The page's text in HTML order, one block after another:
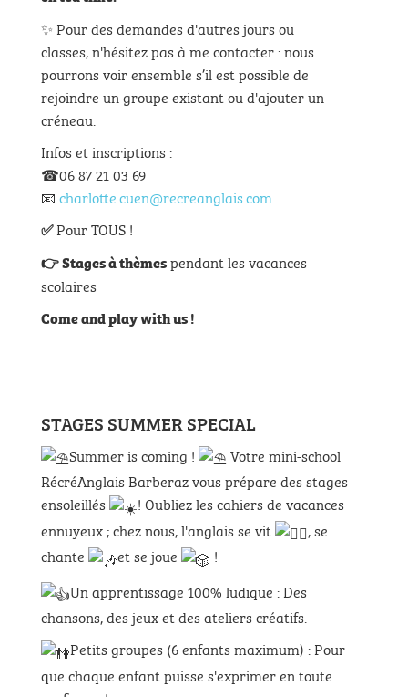
✨ Pour des demandes d'autres jours ou
classes, n'hésitez pas à me contacter : nous
pourrons voir ensemble s’il est possible de
rejoindre un groupe existant ou d'ajouter un
créneau.
Infos et inscriptions :
☎06 87 21 03 69
📧 charlotte.cuen@recreanglais.com
✅Pour TOUS !
👉 Stages à thèmespendant les vacances
scolaires
Come and play with us !
STAGES SUMMER SPECIAL
Summer is coming !
Votre mini-school
RécréAnglais Barberaz vous prépare des stages
ensoleillés
! Oubliez les cahiers de vacances
ennuyeux ; chez nous, l'anglais se vit
, se
chante
et se joue
!
Un apprentissage 100% ludique : Des
chansons, des jeux et des ateliers créatifs.
Petits groupes (6 enfants maximum) : Pour
que chaque enfant puisse s'exprimer en toute